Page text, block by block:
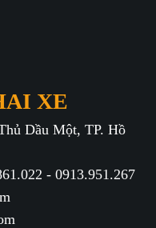
XE
Dầu Một, TP. Hồ
- 0913.951.267